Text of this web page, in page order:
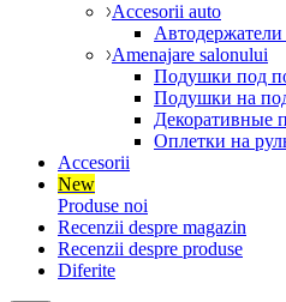
Accesorii auto
Автодержатели
Amenajare salonului
Подушки под
Подушки на
Декоративные
Оплетки на
Accesorii
New
Produse noi
Recenzii despre magazin
Recenzii despre produse
Diferite